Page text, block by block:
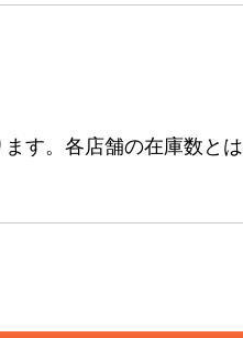
す。各店舗の在庫数とは